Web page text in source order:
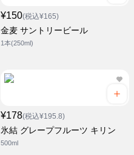
¥150(税込¥165)
金麦 サントリービール
1本(250ml)
¥178(税込¥195.8)
氷結 グレープフルーツ キリン
500ml